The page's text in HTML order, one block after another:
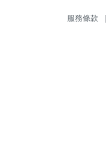
服務條款 |